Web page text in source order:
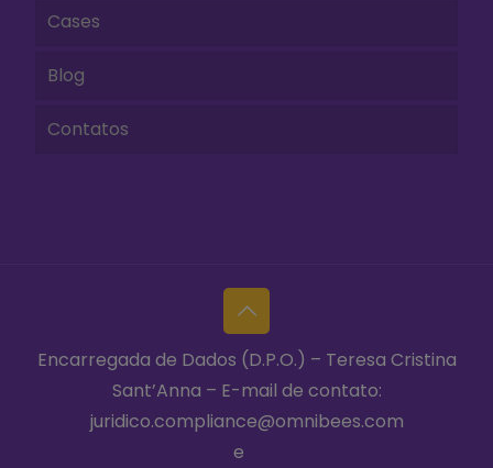
Cases
Blog
Contatos
Encarregada de Dados (D.P.O.) – Teresa Cristina
Sant’Anna – E-mail de contato:
juridico.compliance@omnibees.com
e